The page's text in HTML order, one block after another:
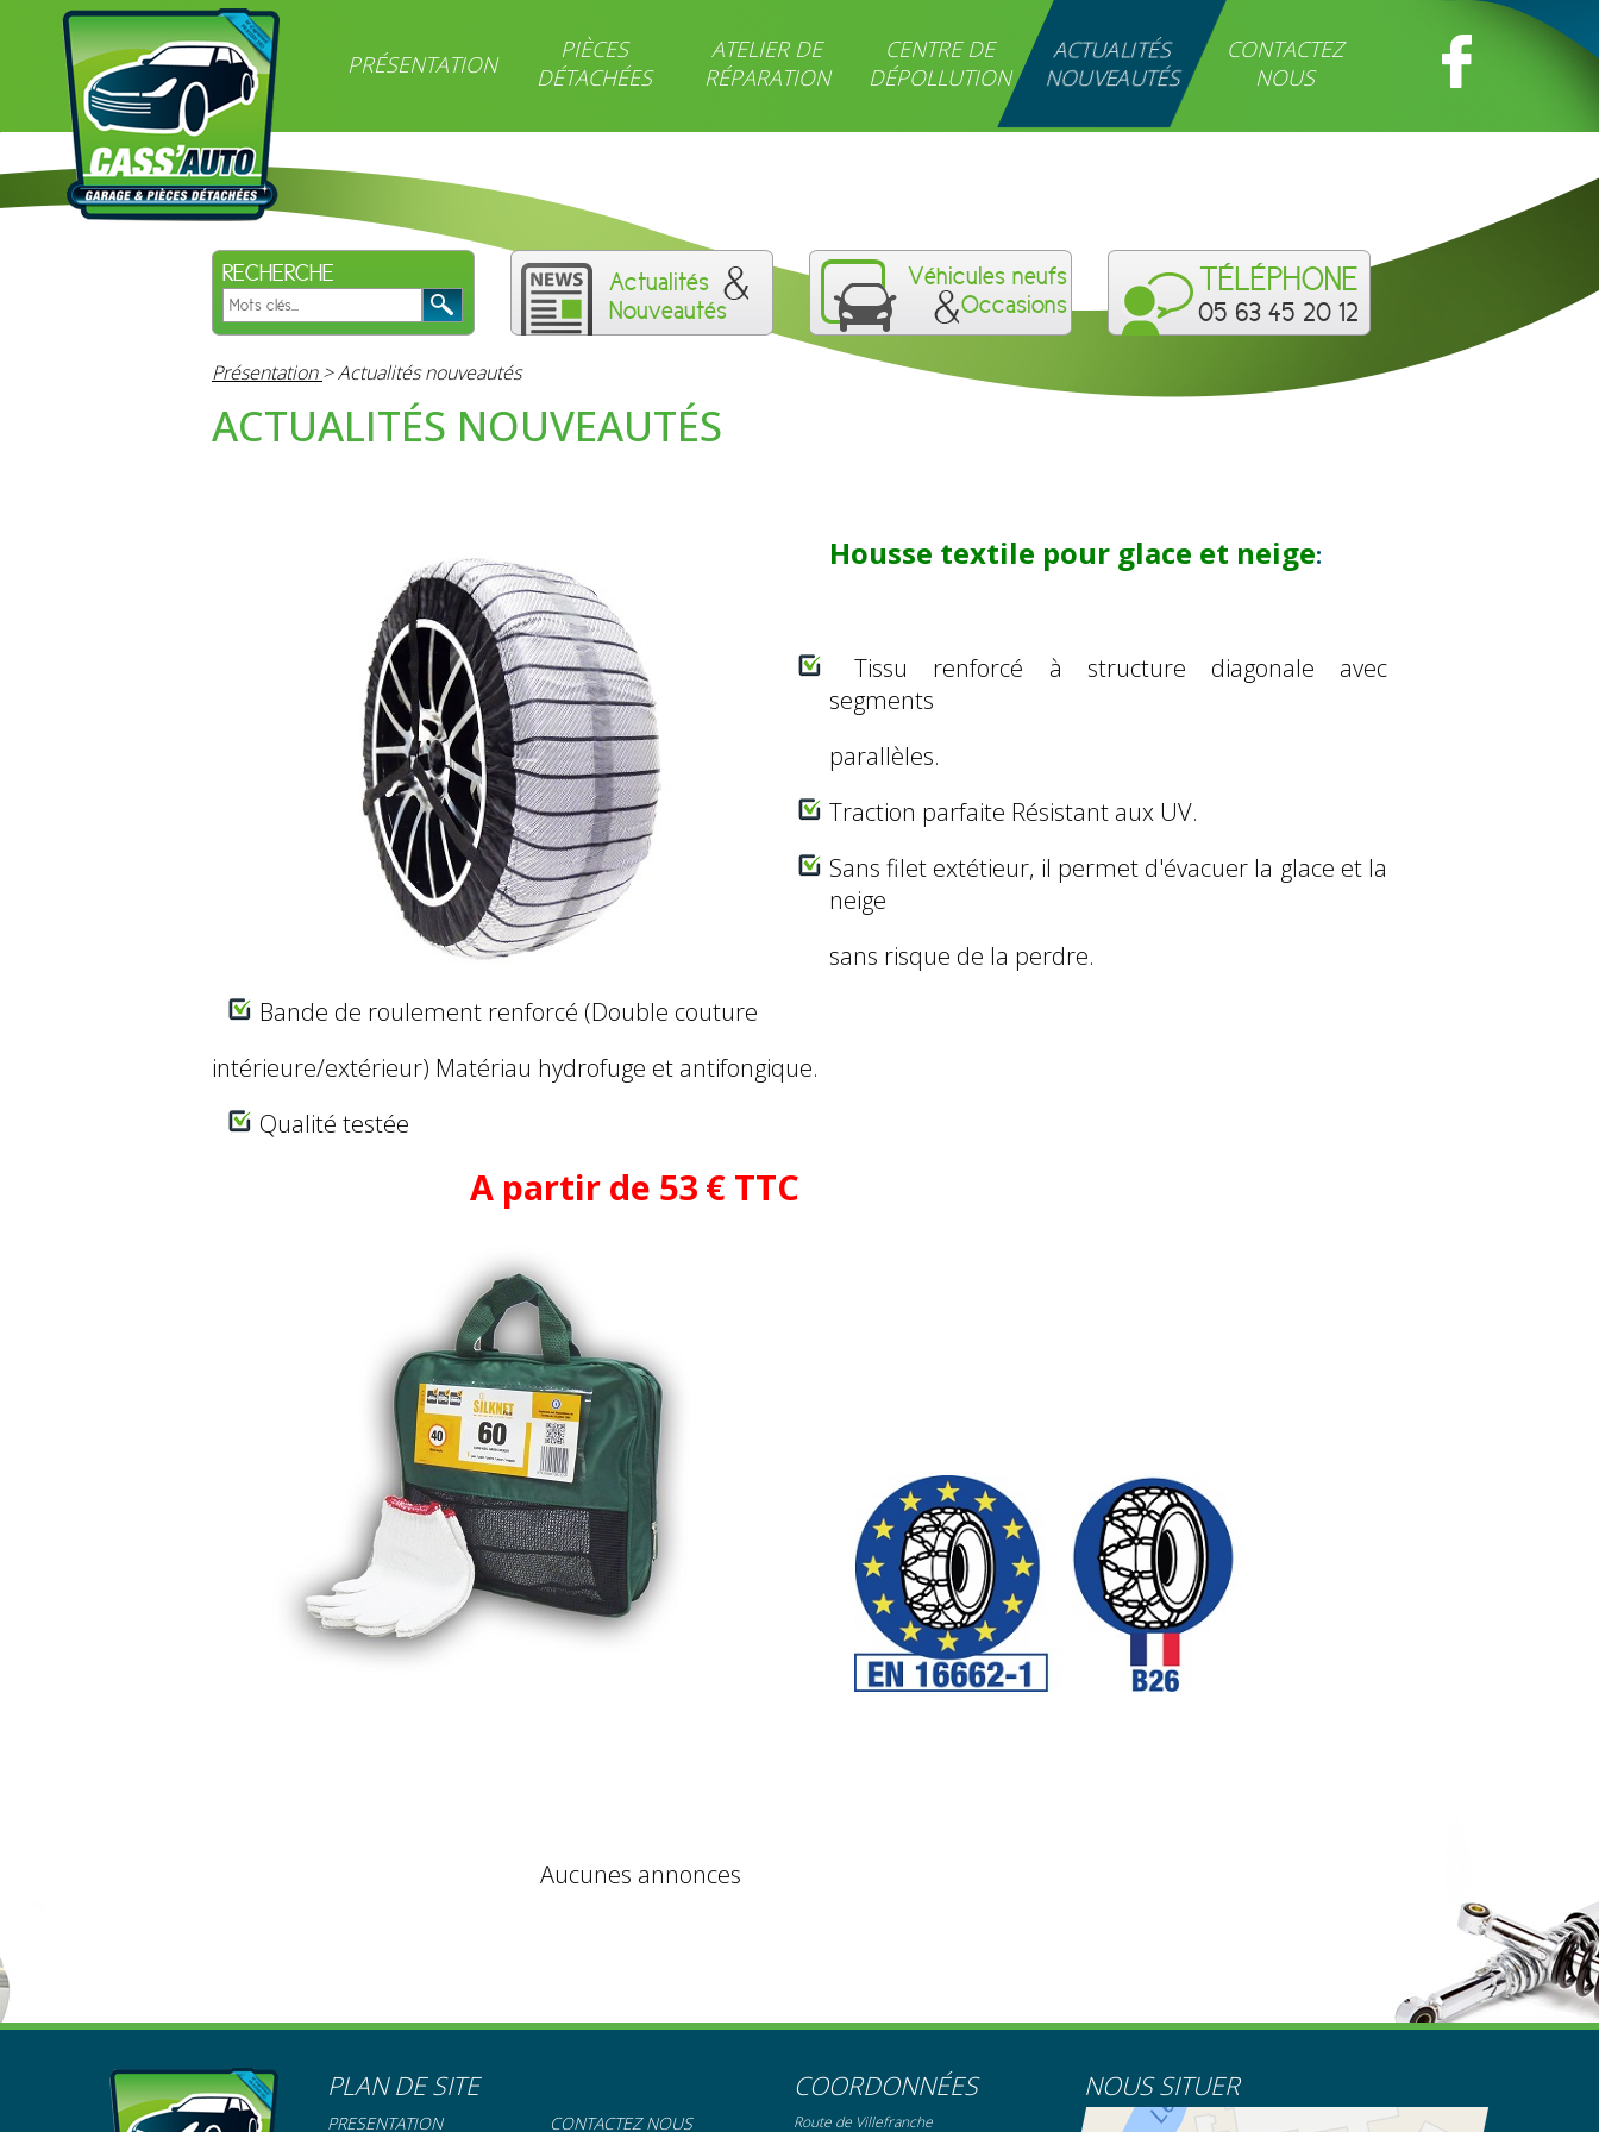
PRÉSENTATION
PIÈCES
DÉTACHÉES
ATELIER DE
RÉPARATION
CENTRE DE
DÉPOLLUTION
ACTUALITÉS
NOUVEAUTÉS
CONTACTEZ
NOUS
RECHERCHE
Actualités
Nouveautés
Véhicules neufs
Occasions
TÉLÉPHONE
05 63 45 20 12
Présentation> Actualités nouveautés
ACTUALITÉS NOUVEAUTÉS
Housse textile pour glace et neige:
Tissu renforcé à structure diagonale avec
segments
parallèles.
Traction parfaite Résistant aux UV.
Sans filet extétieur, il permet d'évacuer la glace et la
neige
sans risque de la perdre.
Bande de roulement renforcé (Double couture
intérieure/extérieur) Matériau hydrofuge et antifongique.
Qualité testée
A partir de 53 € TTC
Aucunes annonces
PLAN DE SITE
PRÉSENTATION CONTACTEZ NOUS
COORDONNÉES
Route de Villefranche
NOUS SITUER